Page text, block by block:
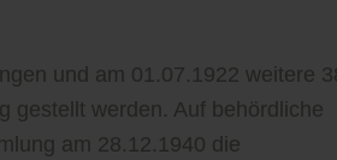
und am 01.07.1922 weitere
gestellt werden. Auf behördliche
am 28.12.1940 die